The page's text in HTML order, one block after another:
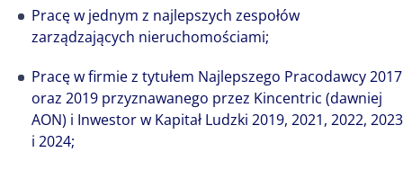
Pracę w jednym z najlepszych zespołów
zarządzających nieruchomościami;
Pracę w firmie z tytułem Najlepszego Pracodawcy 2017
oraz 2019 przyznawanego przez Kincentric (dawniej
AON) i Inwestor w Kapitał Ludzki 2019, 2021, 2022, 2023
i 2024;